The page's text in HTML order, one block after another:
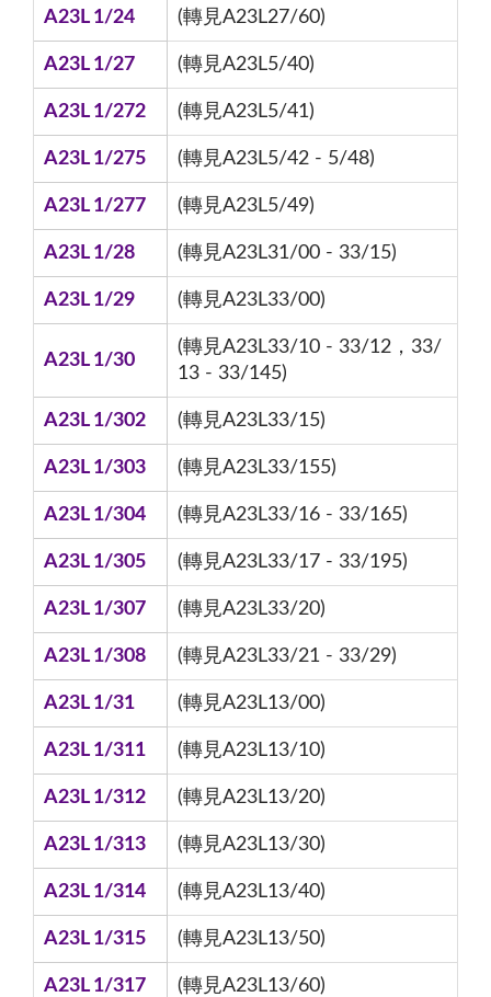
A23L 1/24 (轉見A23L27/60)
A23L 1/27 (轉見A23L5/40)
A23L 1/272 (轉見A23L5/41)
A23L 1/275 (轉見A23L5/42 - 5/48)
A23L 1/277 (轉見A23L5/49)
A23L 1/28 (轉見A23L31/00 - 33/15)
A23L 1/29 (轉見A23L33/00)
A23L 1/30
(轉見A23L33/10 - 33/12，33/
13 - 33/145)
A23L 1/302 (轉見A23L33/15)
A23L 1/303 (轉見A23L33/155)
A23L 1/304 (轉見A23L33/16 - 33/165)
A23L 1/305 (轉見A23L33/17 - 33/195)
A23L 1/307 (轉見A23L33/20)
A23L 1/308 (轉見A23L33/21 - 33/29)
A23L 1/31 (轉見A23L13/00)
A23L 1/311 (轉見A23L13/10)
A23L 1/312 (轉見A23L13/20)
A23L 1/313 (轉見A23L13/30)
A23L 1/314 (轉見A23L13/40)
A23L 1/315 (轉見A23L13/50)
A23L 1/317 (轉見A23L13/60)